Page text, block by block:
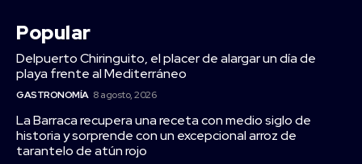
Popular
Delpuerto Chiringuito, el placer de alargar un día de
playa frente al Mediterráneo
GASTRONOMÍA 8 agosto, 2026
La Barraca recupera una receta con medio siglo de
historia y sorprende con un excepcional arroz de
tarantelo de atún rojo